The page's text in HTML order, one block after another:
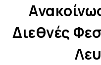
Διεθνές